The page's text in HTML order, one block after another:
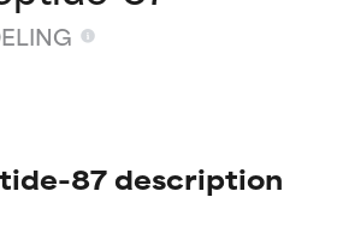
87 description